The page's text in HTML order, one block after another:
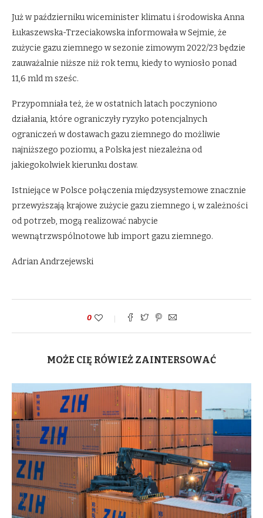
Już w październiku wiceminister klimatu i środowiska Anna
Łukaszewska-Trzeciakowska informowała w Sejmie, że
zużycie gazu ziemnego w sezonie zimowym 2022/23 będzie
zauważalnie niższe niż rok temu, kiedy to wyniosło ponad
11,6 mld m sześc.
Przypomniała też, że w ostatnich latach poczyniono
działania, które ograniczyły ryzyko potencjalnych
ograniczeń w dostawach gazu ziemnego do możliwie
najniższego poziomu, a Polska jest niezależna od
jakiegokolwiek kierunku dostaw.
Istniejące w Polsce połączenia międzysystemowe znacznie
przewyższają krajowe zużycie gazu ziemnego i, w zależności
od potrzeb, mogą realizować nabycie
wewnątrzwspólnotowe lub import gazu ziemnego.
Adrian Andrzejewski
0
MOŻE CIĘ RÓWIEŻ ZAINTERSOWAĆ